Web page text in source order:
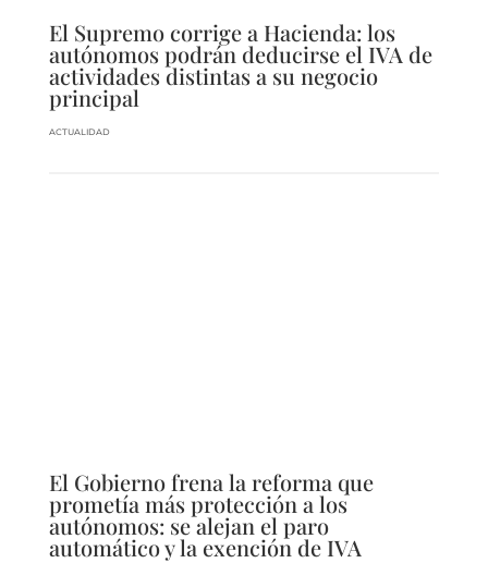
El Supremo corrige a Hacienda: los
autónomos podrán deducirse el IVA de
actividades distintas a su negocio
principal
ACTUALIDAD
El Gobierno frena la reforma que
prometía más protección a los
autónomos: se alejan el paro
automático y la exención de IVA